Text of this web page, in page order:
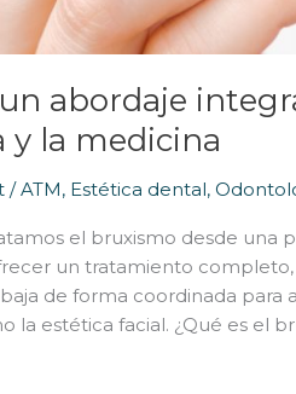
abordaje
y la medicina
/ATM, Estética dental,
el bruxismo desde
un tratamiento
de forma coordinada para
la estética facial. ¿Qué es el